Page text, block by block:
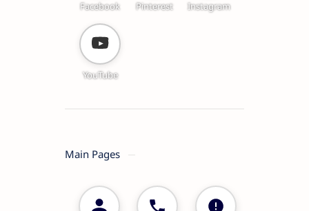
Facebook Pinterest Instagram
YouTube
Main Pages